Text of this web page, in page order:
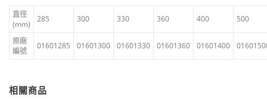
直徑
(mm)
285 300 330 360 400 500
原廠
編號
01601285 01601300 01601330 01601360 01601400
相關商品